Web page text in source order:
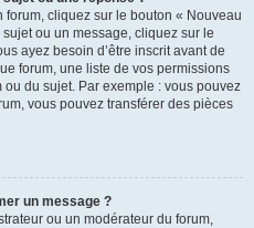
cliquez sur le bouton « Nouveau
ou un message, cliquez sur le
ayez besoin d’être inscrit avant de
forum, une liste de vos permissions
du sujet. Par exemple : vous pouvez
vous pouvez transférer des pièces
un message ?
ou un modérateur du forum,